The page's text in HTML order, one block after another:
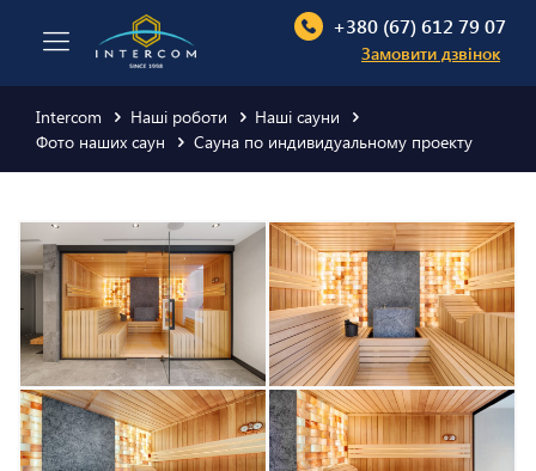
+380 (67) 612 79 07
Замовити дзвінок
Intercom Наші роботи
Наші сауни
Фото наших саун
Сауна по индивидуальному проекту